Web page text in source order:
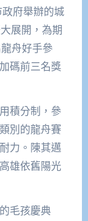
展開，為期
舟好手參
碼前三名獎
積分制，參
別的龍舟賽
力。陳其邁
雄依舊陽光
毛孩慶典